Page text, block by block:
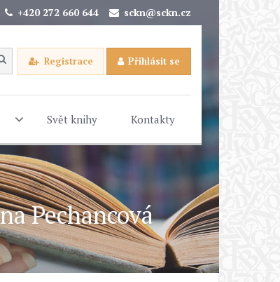
+420 272 660 644 sckn@sckn.cz
Registrace Přihlásit se
Svět knihy Kontakty
Pechancová